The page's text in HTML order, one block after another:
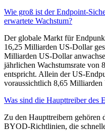
Wie groß ist der Endpoint-
erwartete Wachstum?
Der globale Markt für
16,25 Milliarden US-Dollar
Milliarden US-Dollar
jährlichen Wachstumsrate von
entspricht. Allein der US-
voraussichtlich 8,65 Milliarden
Was sind die Haupttreiber des
Zu den Haupttreibern gehören
BYOD-Richtlinien, die